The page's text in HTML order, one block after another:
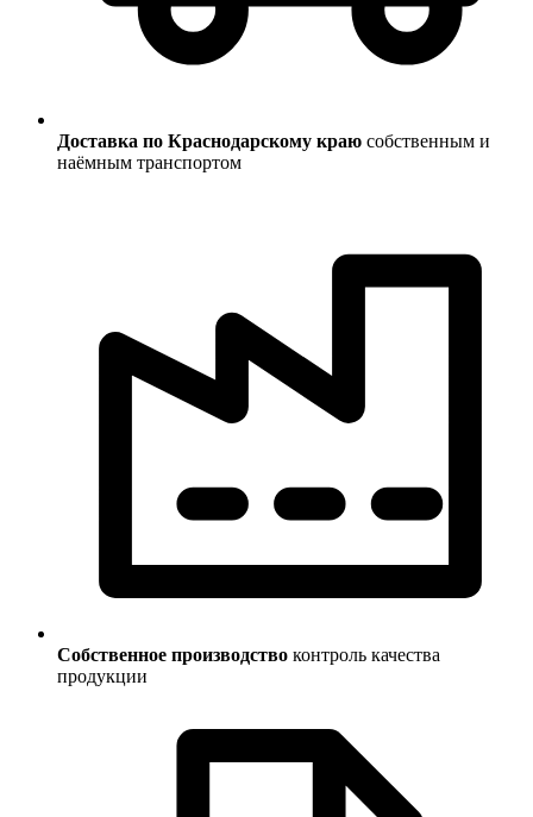
Доставка по Краснодарскому краю собственным и
наёмным транспортом
Собственное производство контроль качества
продукции